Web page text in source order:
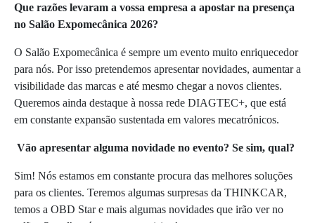
Que razões levaram a vossa empresa a apostar na presença
no Salão Expomecânica 2026?
O Salão Expomecânica é sempre um evento muito enriquecedor
para nós. Por isso pretendemos apresentar novidades, aumentar a
visibilidade das marcas e até mesmo chegar a novos clientes.
Queremos ainda destaque à nossa rede DIAGTEC+, que está
em constante expansão sustentada em valores mecatrónicos.
Vão apresentar alguma novidade no evento? Se sim, qual?
Sim! Nós estamos em constante procura das melhores soluções
para os clientes. Teremos algumas surpresas da THINKCAR,
temos a OBD Star e mais algumas novidades que irão ver no